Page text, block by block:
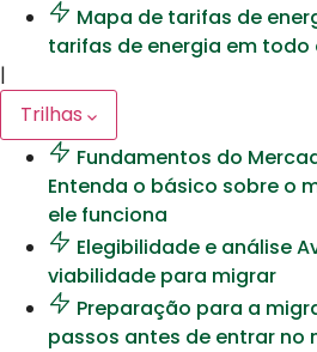
Mapa de tarifas de
tarifas de energia em todo
|
Trilhas
Fundamentos do
Entenda o básico sobre o
ele funciona
Elegibilidade e análise
viabilidade para migrar
Preparação para a
passos antes de entrar no